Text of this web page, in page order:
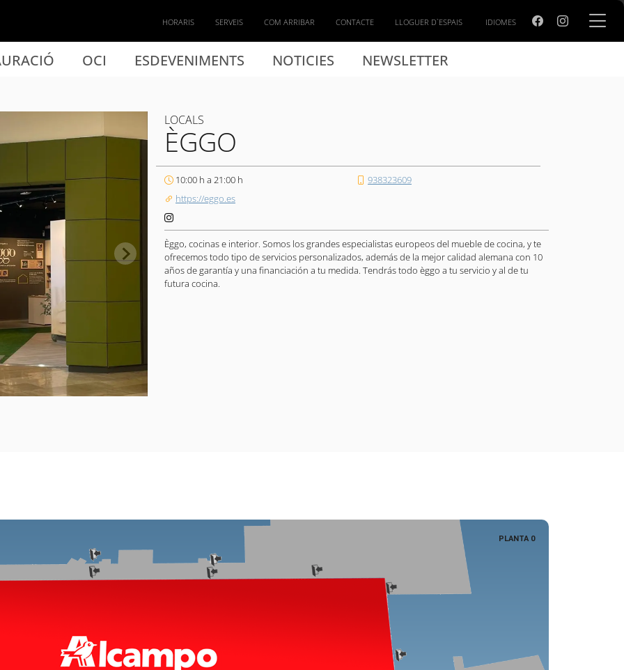
OCI ESDEVENIMENTS NOTICIES NEWSLETTER
HORARIS SERVEIS COM ARRIBAR CONTACTE LLOGUER D`ESPAIS IDIOMES
LOCALS
ÈGGO
10:00 h a 21:00 h
938323609
https://eggo.es
Èggo, cocinas e interior. Somos los grandes especialistas europeos del mueble de cocina, y te
ofrecemos todo tipo de servicios personalizados, además de la mejor calidad alemana con 10
años de garantía y una financiación a tu medida. Tendrás todo èggo a tu servicio y al de tu
futura cocina.